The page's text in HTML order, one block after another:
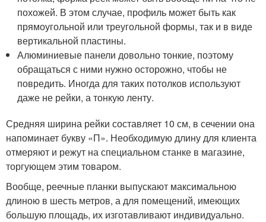
похожей. В этом случае, профиль может быть как
прямоугольной или треугольной формы, так и в виде
вертикальной пластины.
Алюминиевые панели довольно тонкие, поэтому
обращаться с ними нужно осторожно, чтобы не
повредить. Иногда для таких потолков используют
даже не рейки, а тонкую ленту.
Средняя ширина рейки составляет 10 см, в сечении она
напоминает букву «П». Необходимую длину для клиента
отмеряют и режут на специальном станке в магазине,
торгующем этим товаром.
Вообще, реечные планки выпускают максимальною
длиною в шесть метров, а для помещений, имеющих
большую площадь, их изготавливают индивидуально.